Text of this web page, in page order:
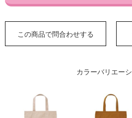
この商品で問合わせする
カラーバリエー